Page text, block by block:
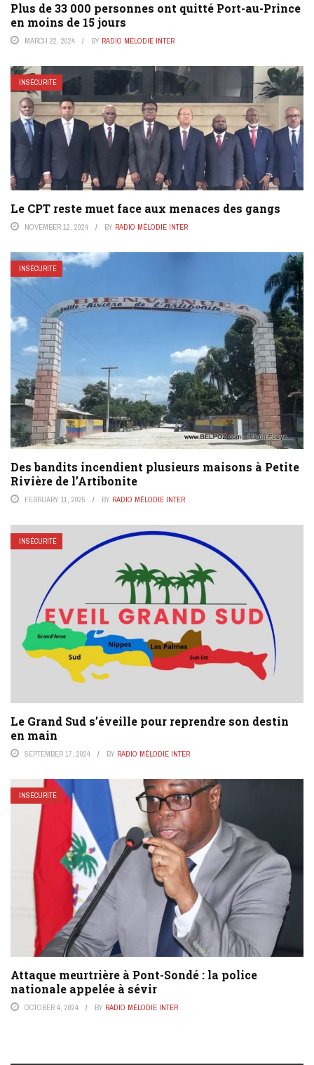
Plus de 33 000 personnes ont quitté Port-au-Prince
en moins de 15 jours
MARCH 22, 2024 BY RADIO MÉLODIE INTER
INSÉCURITÉ
Le CPT reste muet face aux menaces des gangs
NOVEMBER 12, 2024 BY RADIO MÉLODIE INTER
INSÉCURITÉ
Des bandits incendient plusieurs maisons à Petite
Rivière de l’Artibonite
FEBRUARY 11, 2025 BY RADIO MÉLODIE INTER
INSÉCURITÉ
Le Grand Sud s’éveille pour reprendre son destin
en main
SEPTEMBER 17, 2024 BY RADIO MÉLODIE INTER
INSÉCURITÉ
Attaque meurtrière à Pont-Sondé : la police
nationale appelée à sévir
OCTOBER 4, 2024 BY RADIO MÉLODIE INTER